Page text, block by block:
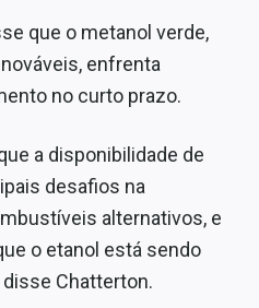
que o metanol verde,
enfrenta
no curto prazo.
a disponibilidade de
desafios na
alternativos, e
o etanol está sendo
Chatterton.